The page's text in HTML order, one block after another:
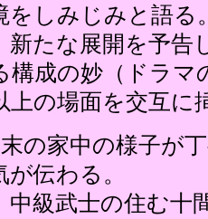
をしみじみと語る
な展開を予告し
構成の妙（ド
上の場面を交互に
の家中の様子が
が伝わる。
武士の住む十間